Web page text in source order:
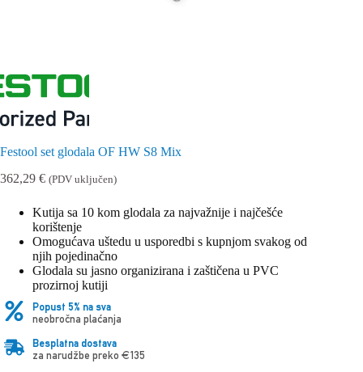
Festool set glodala OF HW S8 Mix
362,29 € (PDV uključen)
Kutija sa 10 kom glodala za najvažnije i najčešće
korištenje
Omogućava uštedu u usporedbi s kupnjom svakog od
njih pojedinačno
Glodala su jasno organizirana i zaštičena u PVC
prozirnoj kutiji
Popust 5% na sva
neobročna plaćanja
Besplatna dostava
za narudžbe preko €135